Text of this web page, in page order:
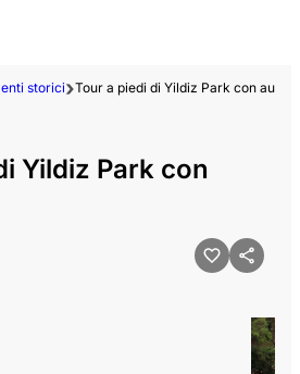
storici Tour a piedi di Yildiz Park con
Yildiz Park con